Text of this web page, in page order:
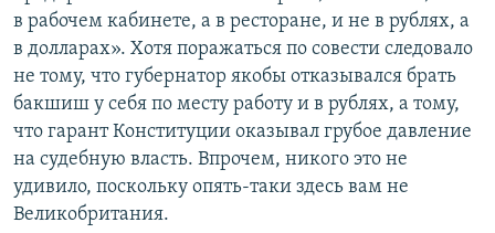
в рабочем кабинете, а в ресторане, и не в рублях, а
в долларах». Хотя поражаться по совести следовало
не тому, что губернатор якобы отказывался брать
бакшиш у себя по месту работу и в рублях, а тому,
что гарант Конституции оказывал грубое давление
на судебную власть. Впрочем, никого это не
удивило, поскольку опять-таки здесь вам не
Великобритания.